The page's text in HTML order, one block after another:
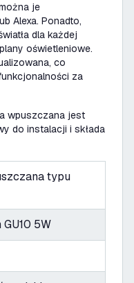
je
Alexa. Ponadto,
dla każdej
oświetleniowe.
co
za
wpuszczana jest
do instalacji i składa
typu
5W